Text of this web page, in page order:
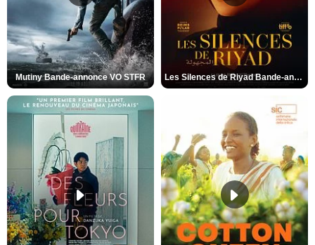
Mutiny Bande-annonce VO STFR Les Silences de Riyad Bande-annonce VO STFR